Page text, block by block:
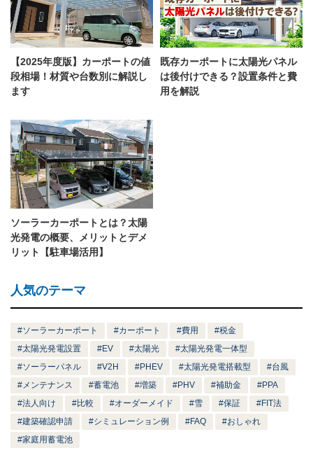
【2025年度版】カーポートの値
段相場！材質や台数別に解説し
ます
既存カーポートに太陽光パネル
は後付けできる？設置条件と費
用を解説
ソーラーカーポートとは？太陽
光発電の概要、メリットとデメ
リット【駐車場活用】
人気のテーマ
ソーラーカーポート カーポート 費用
税金
太陽光発電設置
EV 太陽光
太陽光発電一体型
ソーラーパネル
V2H PHEV 太陽光発電搭載型
台風
メンテナンス
蓄電池 増築 PHV 補助金
PPA
法人向け
比較 オーダーメイド 雪 保証
FIT法
建築確認申請
シミュレーション例 FAQ
おしゃれ
家庭用蓄電池